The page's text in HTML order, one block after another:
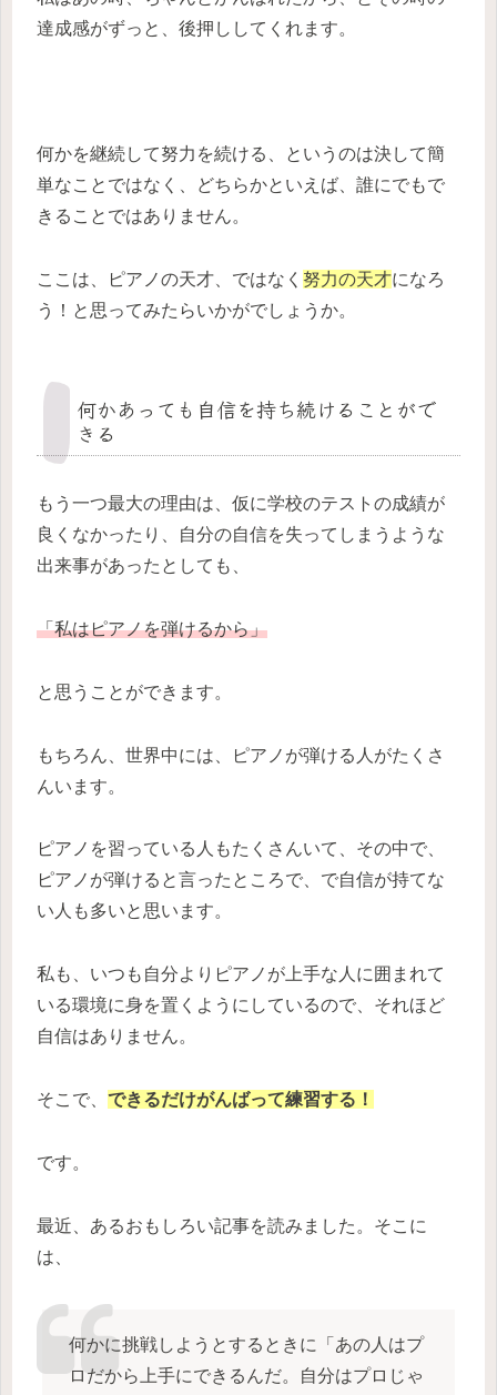
達成感がずっと、後押ししてくれます。
何かを継続して努力を続ける、というのは決して簡
単なことではなく、どちらかといえば、誰にでもで
きることではありません。
ここは、ピアノの天才、ではなく 努力の天才になろ
う！と思ってみたらいかがでしょうか。
何かあっても自信を持ち続けることがで
きる
もう一つ最大の理由は、仮に学校のテストの成績が
良くなかったり、自分の自信を失ってしまうような
出来事があったとしても、
「私はピアノを弾けるから」
と思うことができます。
もちろん、世界中には、ピアノが弾ける人がたくさ
んいます。
ピアノを習っている人もたくさんいて、その中で、
ピアノが弾けると言ったところで、で自信が持てな
い人も多いと思います。
私も、いつも自分よりピアノが上手な人に囲まれて
いる環境に身を置くようにしているので、それほど
自信はありません。
そこで、 できるだけがんばって練習する！
です。
最近、あるおもしろい記事を読みました。そこに
は、
何かに挑戦しようとするときに「あの人はプ
ロだから上手にできるんだ。自分はプロじゃ